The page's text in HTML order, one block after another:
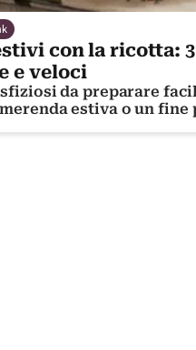
con la ricotta:
e veloci
da preparare
estiva o un fine